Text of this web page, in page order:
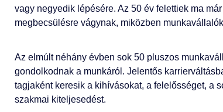
vagy negyedik lépésére. Az 50 év felettiek ma
megbecsülésre vágynak, miközben
Az elmúlt néhány évben sok 50 pluszos
gondolkodnak a munkáról. Jelentős
tagjaként keresik a kihívásokat, a felelősséget, a
szakmai kiteljesedést.